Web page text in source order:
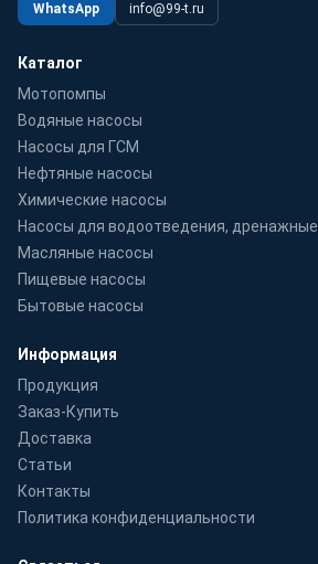
WhatsApp info@99-t.ru
Каталог
Мотопомпы
Водяные насосы
Насосы для ГСМ
Нефтяные насосы
Химические насосы
Насосы для водоотведения, дренажные
Масляные насосы
Пищевые насосы
Бытовые насосы
Информация
Продукция
Заказ-Купить
Доставка
Статьи
Контакты
Политика конфиденциальности